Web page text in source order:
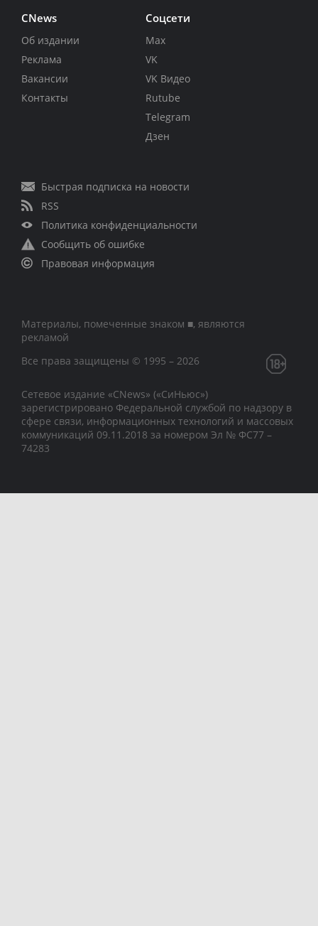
CNews
Об издании
Реклама
Вакансии
Контакты
Соцсети
Max
VK
VK Видео
Rutube
Telegram
Дзен
Быстрая подписка на новости
RSS
Политика конфиденциальности
Сообщить об ошибке
Правовая информация
Материалы, помеченные знаком ■, являются
рекламой
Все права защищены © 1995 – 2026
Сетевое издание «CNews» («СиНьюс»)
зарегистрировано Федеральной службой по надзору в
сфере связи, информационных технологий и массовых
коммуникаций 09.11.2018 за номером Эл № ФС77 –
74283